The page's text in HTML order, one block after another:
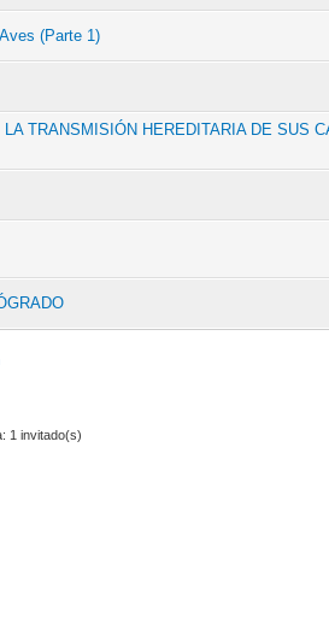
(Parte 1)
LA TRANSMISIÓN HEREDITARIA DE SUS
1 invitado(s)